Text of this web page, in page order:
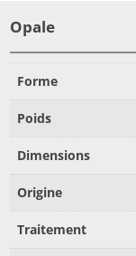
Opale
Forme
Poids
Dimensions
Origine
Traitement